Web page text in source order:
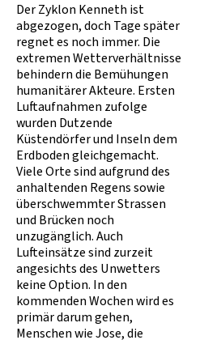
Der Zyklon Kenneth ist
abgezogen, doch Tage später
regnet es noch immer. Die
extremen Wetterverhältnisse
behindern die Bemühungen
humanitärer Akteure. Ersten
Luftaufnahmen zufolge
wurden Dutzende
Küstendörfer und Inseln dem
Erdboden gleichgemacht.
Viele Orte sind aufgrund des
anhaltenden Regens sowie
überschwemmter Strassen
und Brücken noch
unzugänglich. Auch
Lufteinsätze sind zurzeit
angesichts des Unwetters
keine Option. In den
kommenden Wochen wird es
primär darum gehen,
Menschen wie Jose, die